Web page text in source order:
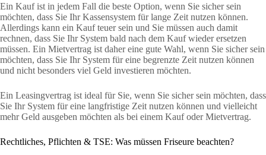
Ein Kauf ist in jedem Fall die beste Option, wenn Sie sicher sein
möchten, dass Sie Ihr Kassensystem für lange Zeit nutzen können.
Allerdings kann ein Kauf teuer sein und Sie müssen auch damit
rechnen, dass Sie Ihr System bald nach dem Kauf wieder ersetzen
müssen. Ein Mietvertrag ist daher eine gute Wahl, wenn Sie sicher sein
möchten, dass Sie Ihr System für eine begrenzte Zeit nutzen können
und nicht besonders viel Geld investieren möchten.
Ein Leasingvertrag ist ideal für Sie, wenn Sie sicher sein möchten, dass
Sie Ihr System für eine langfristige Zeit nutzen können und vielleicht
mehr Geld ausgeben möchten als bei einem Kauf oder Mietvertrag.
Rechtliches, Pflichten & TSE: Was müssen Friseure beachten?